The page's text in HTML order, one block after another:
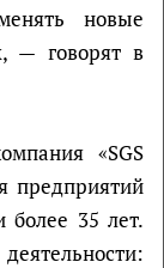
новые
— говорят в
«SGS
предприятий
35 лет.